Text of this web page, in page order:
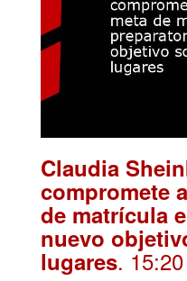
Claudia
compromete
de matrícula
nuevo
lugares. 15:20